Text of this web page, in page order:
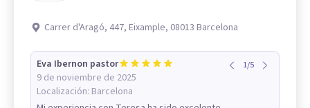
Carrer d'Aragó, 447, Eixample, 08013 Barcelona
Eva Ibernon pastor
9 de noviembre de 2025
Localización: Barcelona
1/5